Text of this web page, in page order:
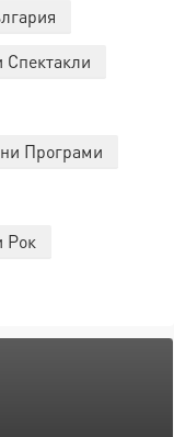
Спектакли
Програми
Рок